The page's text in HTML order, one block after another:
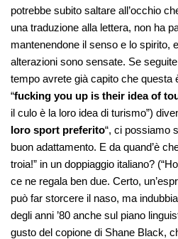
potrebbe subito saltare all’occhio
una traduzione alla lettera, non ha
mantenendone il senso e lo spirito,
alterazioni sono sensate. Se
tempo avrete già capito che questa
“fucking you up is their idea of
il culo è la loro idea di turismo”)
loro sport preferito“, ci possiamo
buon adattamento. E da quand’è
troia!” in un doppiaggio italiano?
ce ne regala ben due. Certo,
può far storcere il naso, ma
degli anni ’80 anche sul piano
gusto del copione di Shane Black,